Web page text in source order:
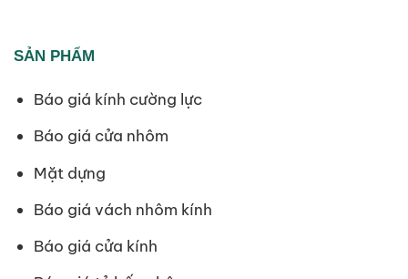
SẢN PHẨM
Báo giá kính cường lực
Báo giá cửa nhôm
Mặt dựng
Báo giá vách nhôm kính
Báo giá cửa kính